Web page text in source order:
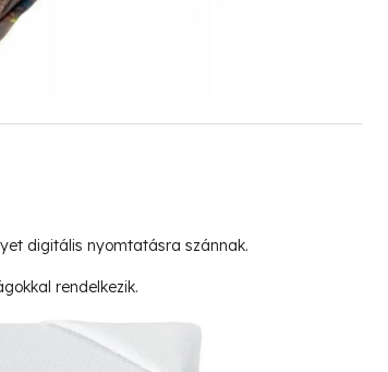
digitális nyomtatásra szánnak.
rendelkezik.